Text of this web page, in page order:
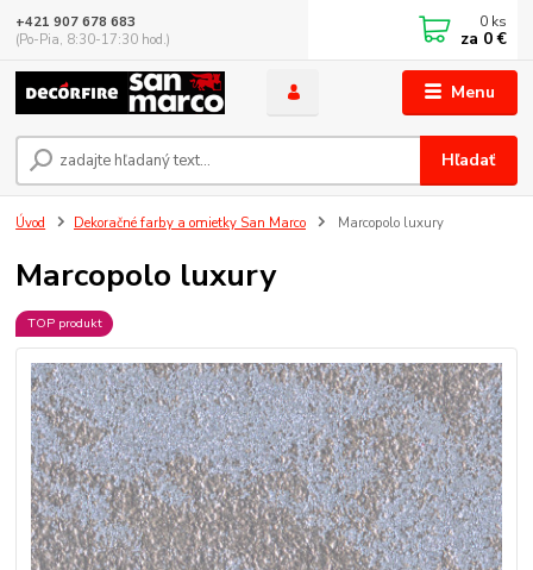
Menu
Hľadať
+421 907 678 683
(Po-Pia, 8:30-17:30 hod.)
0 ks
za 0 €
Úvod Dekoračné farby a omietky San Marco Marcopolo luxury
Marcopolo luxury
TOP produkt